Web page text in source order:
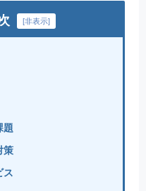
[非表示]
題
策
ス